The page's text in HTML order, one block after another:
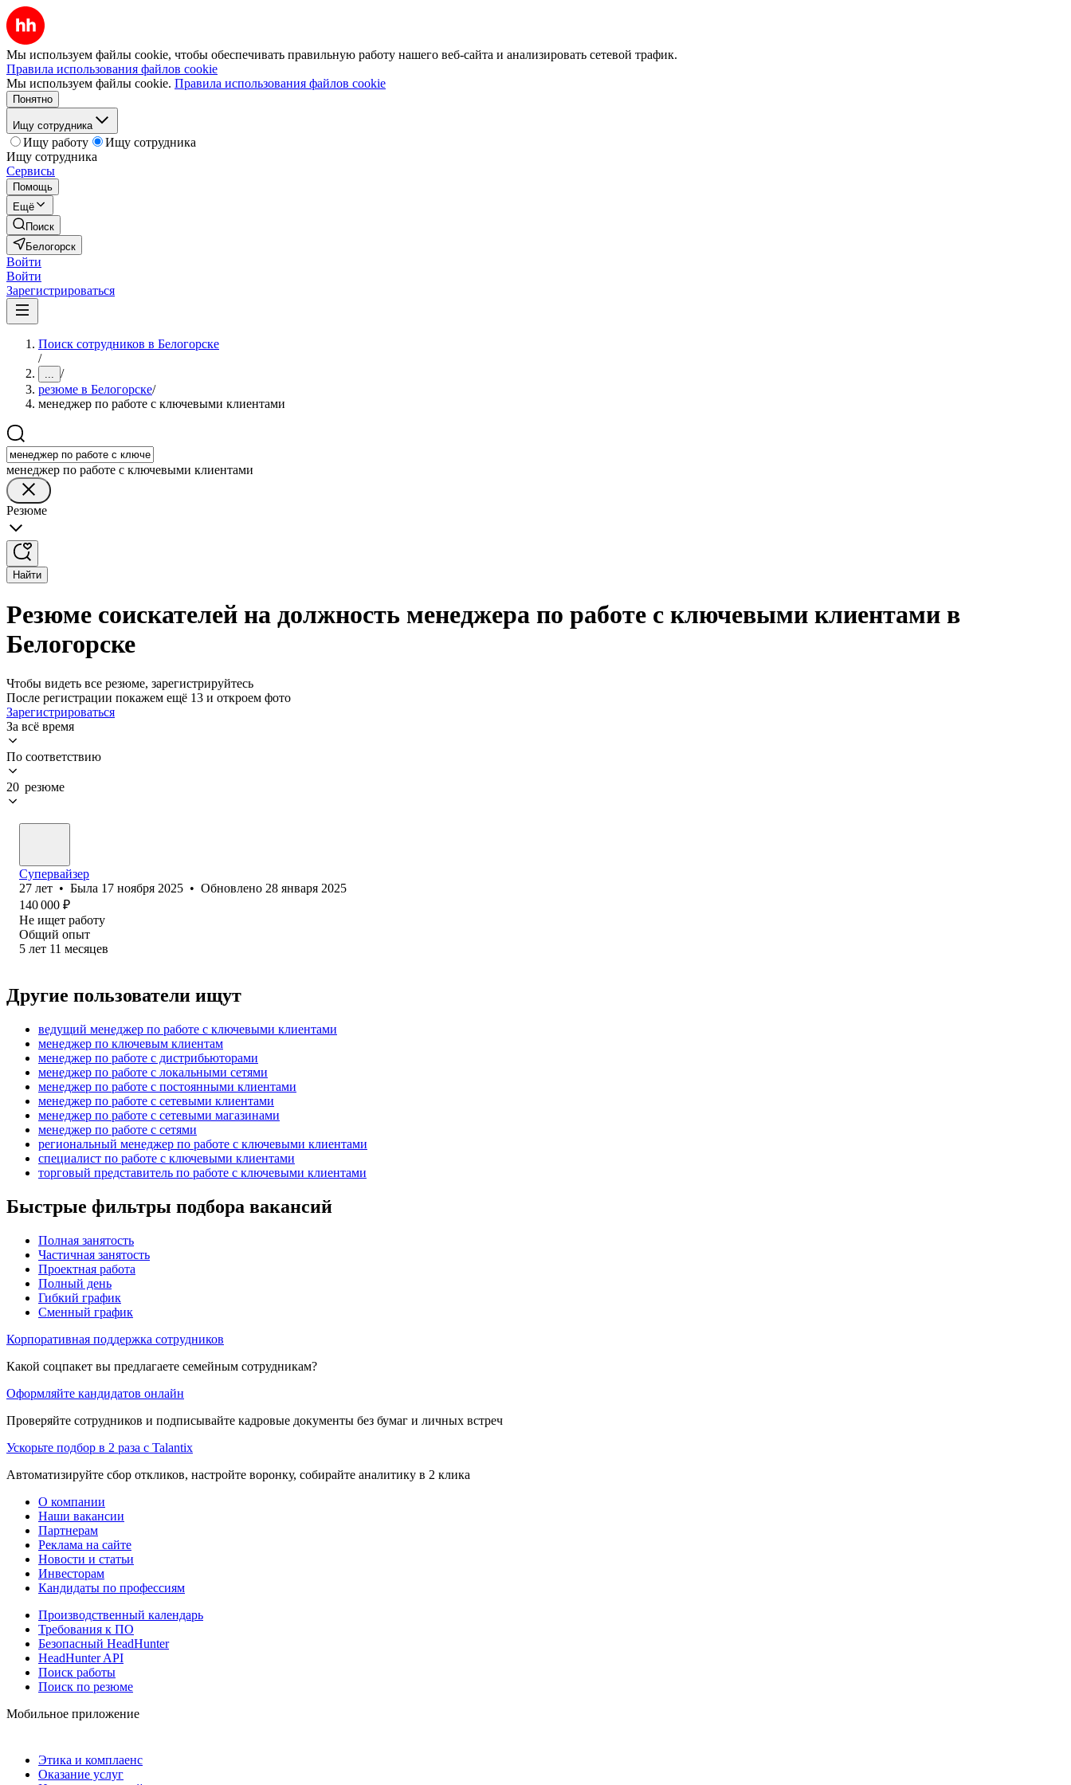
Мы используем файлы cookie, чтобы обеспечивать правильную работу нашего веб-сайта и анализировать сетевой трафик.
Правила использования файлов cookie
Мы используем файлы cookie. Правила использования файлов cookie
Понятно
Ищу сотрудника
Ищу работу
Ищу сотрудника
Ищу сотрудника
Сервисы
Помощь
Ещё
Поиск
Белогорск
Войти
Войти
Зарегистрироваться
Поиск сотрудников в Белогорске
/
... /
резюме в Белогорске/
менеджер по работе с ключевыми клиентами
менеджер по работе с ключевыми клиентами
Резюме
Найти
Резюме соискателей на должность менеджера по работе с ключевыми клиентами в
Белогорске
Чтобы видеть все резюме, зарегистрируйтесь
После регистрации покажем ещё 13 и откроем фото
Зарегистрироваться
За всё время
По соответствию
20 резюме
Супервайзер
27 лет • Была 17 ноября 2025 • Обновлено 28 января 2025
140 000 ₽
Не ищет работу
Общий опыт
5 лет 11 месяцев
Другие пользователи ищут
ведущий менеджер по работе с ключевыми клиентами
менеджер по ключевым клиентам
менеджер по работе с дистрибьюторами
менеджер по работе с локальными сетями
менеджер по работе с постоянными клиентами
менеджер по работе с сетевыми клиентами
менеджер по работе с сетевыми магазинами
менеджер по работе с сетями
региональный менеджер по работе с ключевыми клиентами
специалист по работе с ключевыми клиентами
торговый представитель по работе с ключевыми клиентами
Быстрые фильтры подбора вакансий
Полная занятость
Частичная занятость
Проектная работа
Полный день
Гибкий график
Сменный график
Корпоративная поддержка сотрудников
Какой соцпакет вы предлагаете семейным сотрудникам?
Оформляйте кандидатов онлайн
Проверяйте сотрудников и подписывайте кадровые документы без бумаг и личных встреч
Ускорьте подбор в 2 раза с Talantix
Автоматизируйте сбор откликов, настройте воронку, собирайте аналитику в 2 клика
О компании
Наши вакансии
Партнерам
Реклама на сайте
Новости и статьи
Инвесторам
Кандидаты по профессиям
Производственный календарь
Требования к ПО
Безопасный HeadHunter
HeadHunter API
Поиск работы
Поиск по резюме
Мобильное приложение
Этика и комплаенс
Оказание услуг